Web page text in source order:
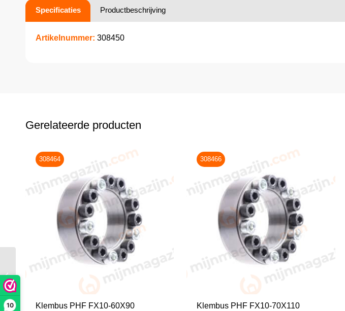
10
Specificaties Productbeschrijving
Artikelnummer: 308450
Gerelateerde producten
308464
Klembus PHF FX10-60X90
308466
Klembus PHF FX10-70X110
22X47